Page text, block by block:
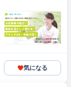
気になる